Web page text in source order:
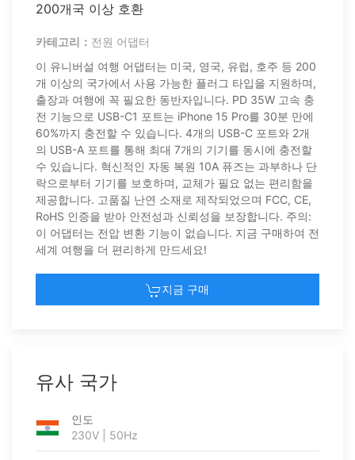
200개국 이상 호환
카테고리： 전원 어댑터
이 유니버설 여행 어댑터는 미국, 영국, 유럽, 호주 등 200
개 이상의 국가에서 사용 가능한 플러그 타입을 지원하며,
출장과 여행에 꼭 필요한 동반자입니다. PD 35W 고속 충
전 기능으로 USB-C1 포트는 iPhone 15 Pro를 30분 만에
60%까지 충전할 수 있습니다. 4개의 USB-C 포트와 2개
의 USB-A 포트를 통해 최대 7개의 기기를 동시에 충전할
수 있습니다. 혁신적인 자동 복원 10A 퓨즈는 과부하나 단
락으로부터 기기를 보호하며, 교체가 필요 없는 편리함을
제공합니다. 고품질 난연 소재로 제작되었으며 FCC, CE,
RoHS 인증을 받아 안전성과 신뢰성을 보장합니다. 주의:
이 어댑터는 전압 변환 기능이 없습니다. 지금 구매하여 전
세계 여행을 더 편리하게 만드세요!
지금 구매
유사 국가
인도
230V | 50Hz